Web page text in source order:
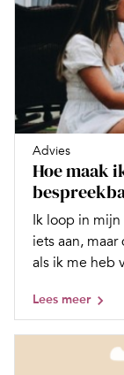
Advies
Hoe maak
Ik loop in
iets aan,
als ik me heb
Lees meer